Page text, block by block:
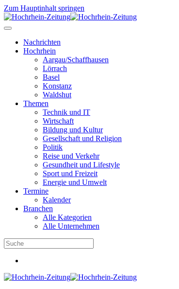
Zum Hauptinhalt springen
Nachrichten
Hochrhein
Aargau/Schaffhausen
Lörrach
Basel
Konstanz
Waldshut
Themen
Technik und IT
Wirtschaft
Bildung und Kultur
Gesellschaft und Religion
Politik
Reise und Verkehr
Gesundheit und Lifestyle
Sport und Freizeit
Energie und Umwelt
Termine
Kalender
Branchen
Alle Kategorien
Alle Unternehmen